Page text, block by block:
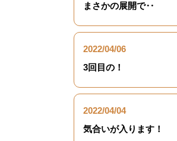
まさかの展開で‥
2022/04/06
3回目の！
2022/04/04
気合いが入ります！